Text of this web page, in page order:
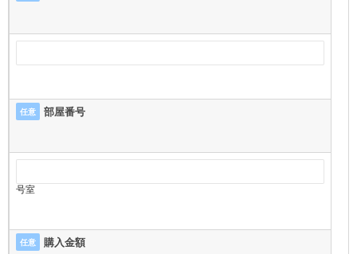
任意 部屋番号
号室
任意 購入金額